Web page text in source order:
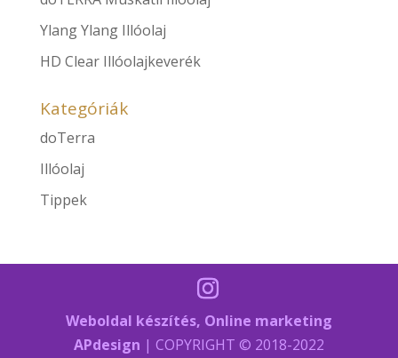
Ylang Ylang Illóolaj
HD Clear Illóolajkeverék
Kategóriák
doTerra
Illóolaj
Tippek
Weboldal készítés, Online marketing
APdesign | COPYRIGHT © 2018-2022